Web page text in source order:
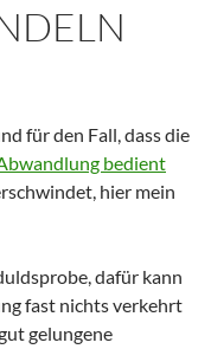
für den Fall, dass die
bedient
hier mein
dafür kann
fast nichts verkehrt
gelungene